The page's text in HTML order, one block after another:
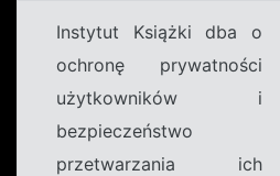
Instytut Książki dba o
ochronę prywatności
użytkowników i
bezpieczeństwo
przetwarzania ich